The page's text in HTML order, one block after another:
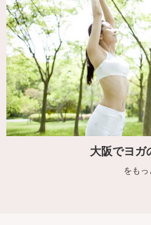
大阪でヨガ
をも